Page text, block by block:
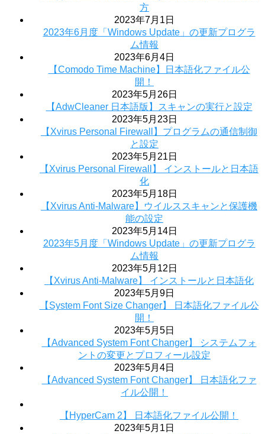
方
2023年7月1日
2023年6月度「Windows Update」の更新プログラ
ム情報
2023年6月4日
【Comodo Time Machine】日本語化ファイル公
開！
2023年5月26日
【AdwCleaner 日本語版】スキャンの実行と設定
2023年5月23日
【Xvirus Personal Firewall】プログラムの通信制御
と設定
2023年5月21日
【Xvirus Personal Firewall】 インストールと日本語
化
2023年5月18日
【Xvirus Anti-Malware】ウイルススキャンと保護機
能の設定
2023年5月14日
2023年5月度「Windows Update」の更新プログラ
ム情報
2023年5月12日
【Xvirus Anti-Malware】 インストールと日本語化
2023年5月9日
【System Font Size Changer】 日本語化ファイル公
開！
2023年5月5日
【Advanced System Font Changer】 システムフォ
ントの変更とプロフィール設定
2023年5月4日
【Advanced System Font Changer】 日本語化ファ
イル公開！
【HyperCam 2】 日本語化ファイル公開！
2023年5月1日